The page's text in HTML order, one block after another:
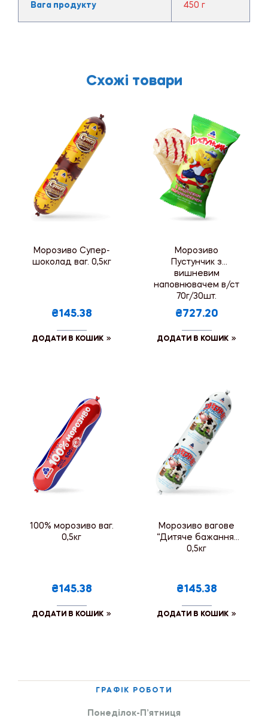
Вага продукту 450 г
Схожі товари
Морозиво Супер-
шоколад ваг. 0,5кг
₴145.38
ДОДАТИ В КОШИК
Морозиво
Пустунчик з
вишневим
наповнювачем в/ст
70г/30шт.
₴727.20
ДОДАТИ В КОШИК
100% морозиво ваг.
0,5кг
₴145.38
ДОДАТИ В КОШИК
Морозиво вагове
“Дитяче бажання”
0,5кг
₴145.38
ДОДАТИ В КОШИК
ГРАФІК РОБОТИ
Понеділок-П’ятниця